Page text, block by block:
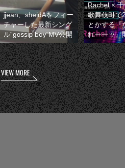
jjean、sheidAをフィー
チャーした最新シング
ル“gossip boy”MV公開
Rachel ×
歌舞伎町で
とかする『
れーーッ』
VIEW MORE